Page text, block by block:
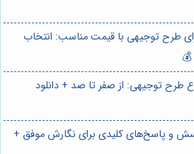
طرح توجیهی با قیمت مناسب: انتخاب
طرح توجیهی: از صفر تا صد + دانلود
و پاسخ‌های کلیدی برای نگارش موفق +